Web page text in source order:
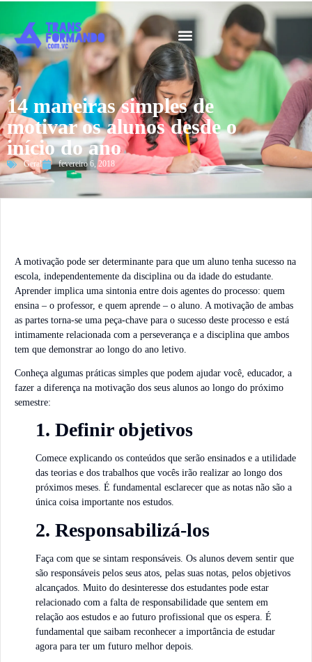
14 maneiras simples de
motivar os alunos desde o
início do ano
Geral fevereiro 6, 2018
A motivação pode ser determinante para que um aluno tenha sucesso na
escola, independentemente da disciplina ou da idade do estudante.
Aprender implica uma sintonia entre dois agentes do processo: quem
ensina – o professor, e quem aprende – o aluno. A motivação de ambas
as partes torna-se uma peça-chave para o sucesso deste processo e está
intimamente relacionada com a perseverança e a disciplina que ambos
tem que demonstrar ao longo do ano letivo.
Conheça algumas práticas simples que podem ajudar você, educador, a
fazer a diferença na motivação dos seus alunos ao longo do próximo
semestre:
1. Definir objetivos
Comece explicando os conteúdos que serão ensinados e a utilidade
das teorias e dos trabalhos que vocês irão realizar ao longo dos
próximos meses. É fundamental esclarecer que as notas não são a
única coisa importante nos estudos.
2. Responsabilizá-los
Faça com que se sintam responsáveis. Os alunos devem sentir que
são responsáveis pelos seus atos, pelas suas notas, pelos objetivos
alcançados. Muito do desinteresse dos estudantes pode estar
relacionado com a falta de responsabilidade que sentem em
relação aos estudos e ao futuro profissional que os espera. É
fundamental que saibam reconhecer a importância de estudar
agora para ter um futuro melhor depois.